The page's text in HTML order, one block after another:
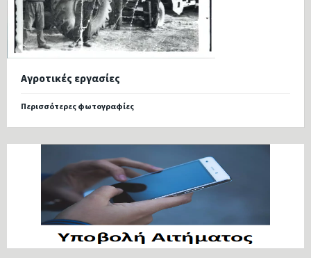
Αγροτικές εργασίες
Περισσότερες φωτογραφίες